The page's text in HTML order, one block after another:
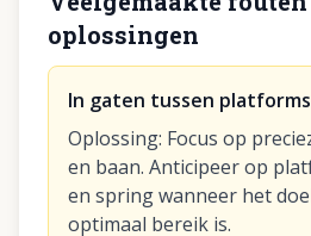
oplossingen
In gaten tussen
Oplossing: Focus op
en baan. Anticipeer op
en spring wanneer het
optimaal bereik is.